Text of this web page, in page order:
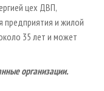
цех ДВП,
предприятия и жилой
35 лет и может
организации.